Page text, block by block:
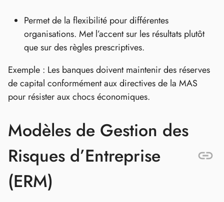
Permet de la flexibilité pour différentes
organisations. Met l’accent sur les résultats plutôt
que sur des règles prescriptives.
Exemple : Les banques doivent maintenir des réserves
de capital conformément aux directives de la MAS
pour résister aux chocs économiques.
Modèles de Gestion des
Risques d’Entreprise
(ERM)